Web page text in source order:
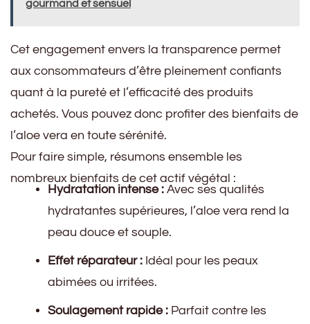
gourmand et sensuel
Cet engagement envers la transparence permet
aux consommateurs d’être pleinement confiants
quant à la pureté et l’efficacité des produits
achetés. Vous pouvez donc profiter des bienfaits de
l’aloe vera en toute sérénité.
Pour faire simple, résumons ensemble les
nombreux bienfaits de cet actif végétal :
Hydratation intense : Avec ses qualités
hydratantes supérieures, l’aloe vera rend la
peau douce et souple.
Effet réparateur : Idéal pour les peaux
abimées ou irritées.
Soulagement rapide : Parfait contre les